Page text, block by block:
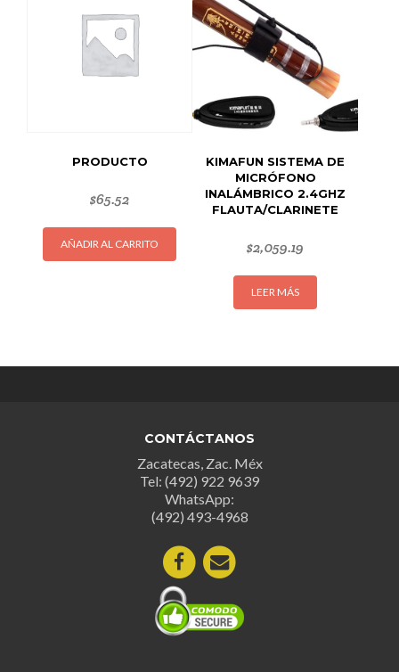
PRODUCTO
$65.52
AÑADIR AL CARRITO
KIMAFUN SISTEMA DE
MICRÓFONO
INALÁMBRICO 2.4GHZ
FLAUTA/CLARINETE
$2,059.19
LEER MÁS
CONTÁCTANOS
Zacatecas, Zac. Méx
Tel: (492) 922 9639
WhatsApp:
(492) 493-4968